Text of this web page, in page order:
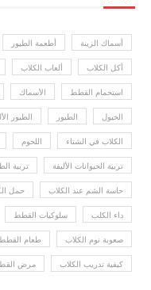
أسماك الزينة أطعمة الطيور
أكل الكلاب ألعاب الكلاب
استحمام القطط الأسماك
الخيول الطيور الطيور
الكلاب في الشتاء اللحوم
تربية الحيوانات الأليفة تربية
حاسة الشم عند الكلاب حمل
داء الكلب سلوكيات القطط
صعوبة نوم الكلاب طعام
كيفية تدريب الكلاب مرض